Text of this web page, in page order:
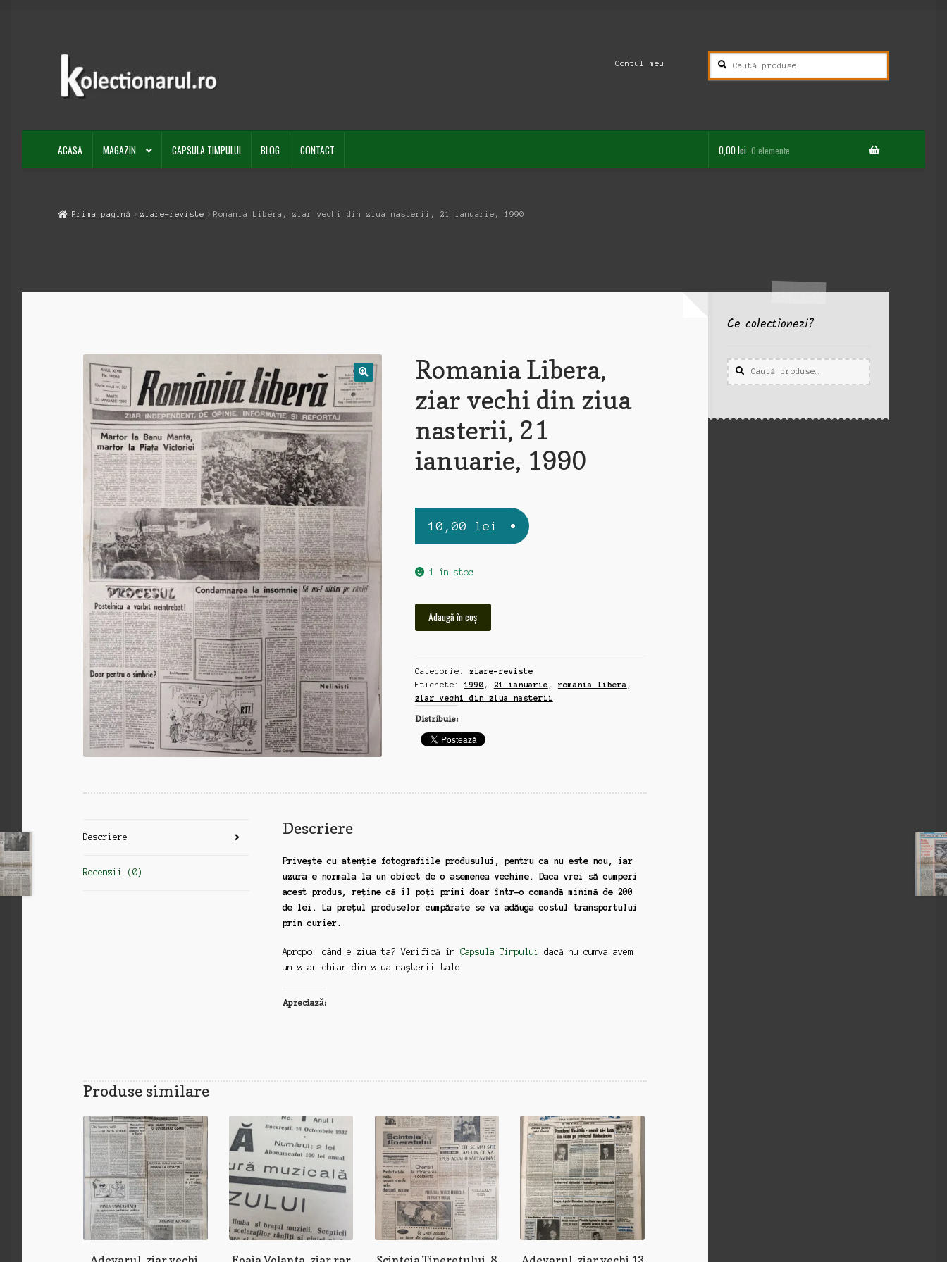
Sari
navigare
Sari
conținut
Contul meu
Caută
după:
Caută
ACASA MAGAZIN CAPSULA TIMPULUI BLOG CONTACT 0,00lei 0 elemente
Prima pagină ziare-reviste Romania Libera, ziar vechi din ziua nasterii, 21 ianuarie, 1990
Romania Libera,
ziar vechi din ziua
nasterii, 21
ianuarie, 1990
10,00 lei
1 în stoc
Romania
vechi
din
ziua
nasterii,
21
ianuarie,
Adaugă în coș
Categorie: ziare-reviste
Etichete: 1990 , 21 ianuarie , romania libera ,
ziar vechi din ziua nasterii
Distribuie:
Descriere
Recenzii (0)
Descriere
Privește cu atenție fotografiile produsului, pentru ca nu este nou, iar
uzura e normala la un obiect de o asemenea vechime. Daca vrei să cumperi
acest produs, reține că îl poți primi doar într-o comandă minimă de 200
de lei. La prețul produselor cumpărate se va adăuga costul transportului
prin curier.
Apropo: când e ziua ta? Verifică în Capsula Timpului
dacă nu cumva avem
un ziar chiar din ziua nașterii tale.
Apreciază:
Produse similare
Ce colectionezi?
Caută
după:
Caută